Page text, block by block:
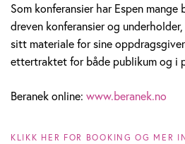
Som konferansier har Espen mange
dreven konferansier og
sitt materiale for sine
ettertraktet for både publikum og i
Beranek online: www.beranek.no
KLIKK HER FOR BOOKING OG MER